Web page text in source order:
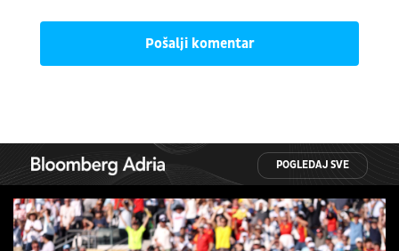
Pošalji komentar
POGLEDAJ SVE